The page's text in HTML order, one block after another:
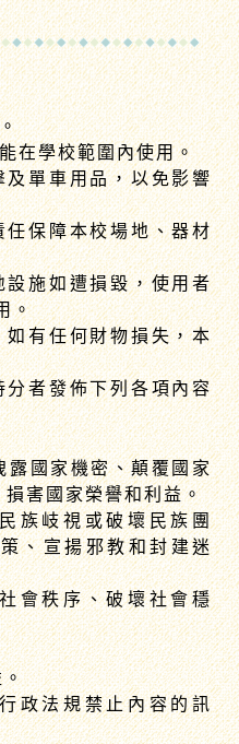
在學校範圍內使用。
單車用品，以免影響
保障本校場地、器材
施如遭損毀，使用者
。
有任何財物損失，本
者發佈下列各項內容
國家機密、顛覆國家
害國家榮譽和利益。
族岐視或破壞民族團
、宣揚邪教和封建迷
會秩序、破壞社會穩
政法規禁止內容的訊